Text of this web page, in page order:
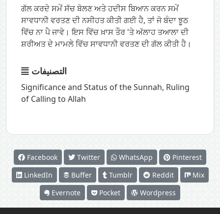
ਗੱਲ ਕਰਦੇ ਸਮੇਂ ਸੱਚ ਬੋਲਣ ਅਤੇ ਹਦੀਸ ਬਿਆਨ ਕਰਨ ਸਮੇਂ
ਸਾਵਧਾਨੀ ਵਰਤਣ ਦੀ ਨਸੀਹਤ ਕੀਤੀ ਗਈ ਹੈ, ਤਾਂ ਜੋ ਬੰਦਾ ਝੂਠ
ਵਿੱਚ ਨਾ ਪੈ ਜਾਵੇ। ਇਸ ਵਿੱਚ ਖ਼ਾਸ ਤੌਰ 'ਤੇ ਅੱਲਾਹ ਤਆਲਾ ਦੀ
ਸ਼ਰੀਅਤ ਦੇ ਮਾਮਲੇ ਵਿੱਚ ਸਾਵਧਾਨੀ ਵਰਤਣ ਦੀ ਗੱਲ ਕੀਤੀ ਹੈ।
التصنيفات
Significance and Status of the Sunnah, Ruling
of Calling to Allah
Facebook Twitter WhatsApp
Pinterest
LinkedIn
Buffer Tumblr Reddit
Mix
Evernote
Pocket Wordpress